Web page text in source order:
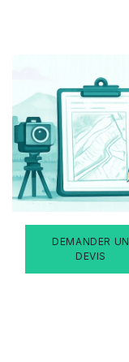
DEMANDER UN
DEVIS